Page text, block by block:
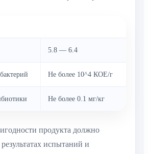
5.8 — 6.4
Не более 10^4 КОЕ/г
Не более 0.1 мг/кг
продукта должно
испытаний и